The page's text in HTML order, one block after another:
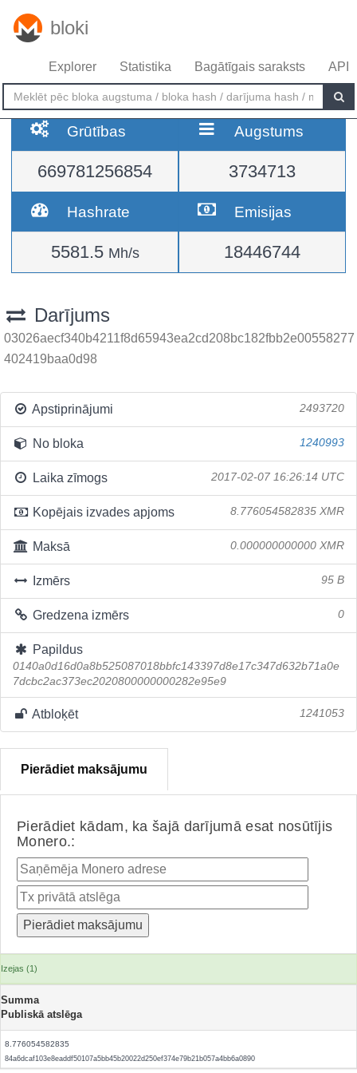
bloki
Explorer Statistika Bagātīgais saraksts API
Grūtības
669781256854
Augstums
3734713
Hashrate
5581.5 Mh/s
Emisijas
18446744
Darījums
03026aecf340b4211f8d65943ea2cd208bc182fbb2e00558277
402419baa0d98
Apstiprinājumi 2493720
No bloka 1240993
Laika zīmogs 2017-02-07 16:26:14 UTC
Kopējais izvades apjoms 8.776054582835 XMR
Maksā 0.000000000000 XMR
Izmērs 95 B
Gredzena izmērs 0
Papildus
0140a0d16d0a8b525087018bbfc143397d8e17c347d632b71a0e
7dcbc2ac373ec2020800000000282e95e9
Atbloķēt 1241053
Pierādiet maksājumu
Pierādiet kādam, ka šajā darījumā esat nosūtījis
Monero.:
Izejas (1)
Summa
Publiskā atslēga
8.776054582835
84a6dcaf103e8eaddf50107a5bb45b20022d250ef374e79b21b057a4bb6a0890